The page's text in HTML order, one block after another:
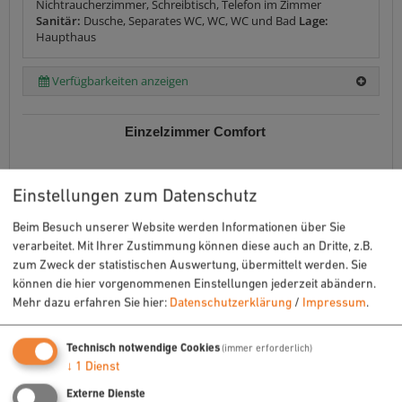
Nichtraucherzimmer, Schreibtisch, Telefon im Zimmer
Sanitär: Dusche, Separates WC, WC, WC und Bad Lage:
Haupthaus
Verfügbarkeiten anzeigen
mehr (6 ) »
Einzelzimmer Comfort
Einstellungen zum Datenschutz
Beim Besuch unserer Website werden Informationen über Sie
verarbeitet. Mit Ihrer Zustimmung können diese auch an Dritte, z.B.
zum Zweck der statistischen Auswertung, übermittelt werden. Sie
können die hier vorgenommenen Einstellungen jederzeit abändern.
Mehr dazu erfahren Sie hier: Datenschutzerklärung / Impressum.
Technisch notwendige Cookies(immer erforderlich)
↓ 1 Dienst
Externe Dienste